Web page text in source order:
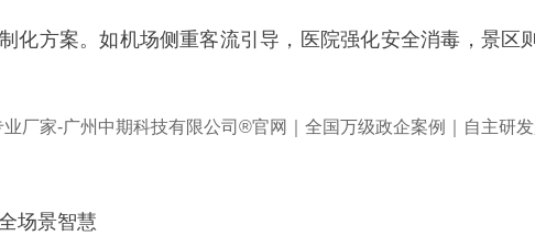
化方案。如机场侧重客流引导，医院强化安全消毒，景
场景智慧